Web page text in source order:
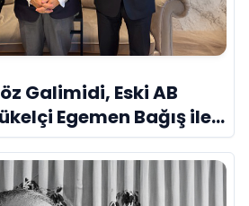
Galimidi, Eski AB
Egemen Bağış ile